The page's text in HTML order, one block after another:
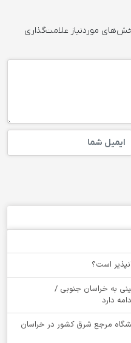
موردنیاز علامت‌گذاری
است؟
حسینی به خراسان جنوبی /
دارد
مرجع شرق کشور در خراسان